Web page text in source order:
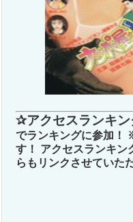
✰アクセスランキ
でランキングに参加！
す！ アクセスランキン
らもリンクさせていた